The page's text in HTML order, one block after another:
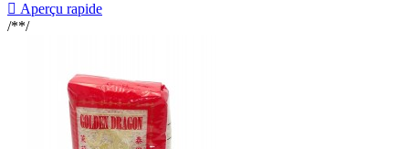
 Aperçu rapide
/**/